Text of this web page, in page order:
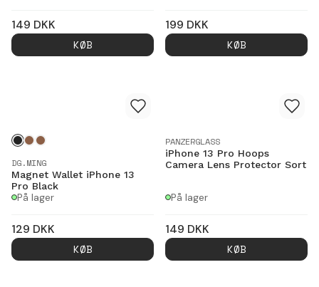
149 DKK
KØB
199 DKK
KØB
DG.MING
Magnet Wallet iPhone 13
Pro Black
På lager
129 DKK
KØB
PANZERGLASS
iPhone 13 Pro Hoops
Camera Lens Protector Sort
På lager
149 DKK
KØB